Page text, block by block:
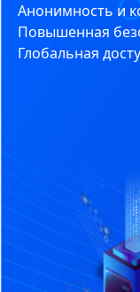
Анонимность и
Повышенная
Глобальная